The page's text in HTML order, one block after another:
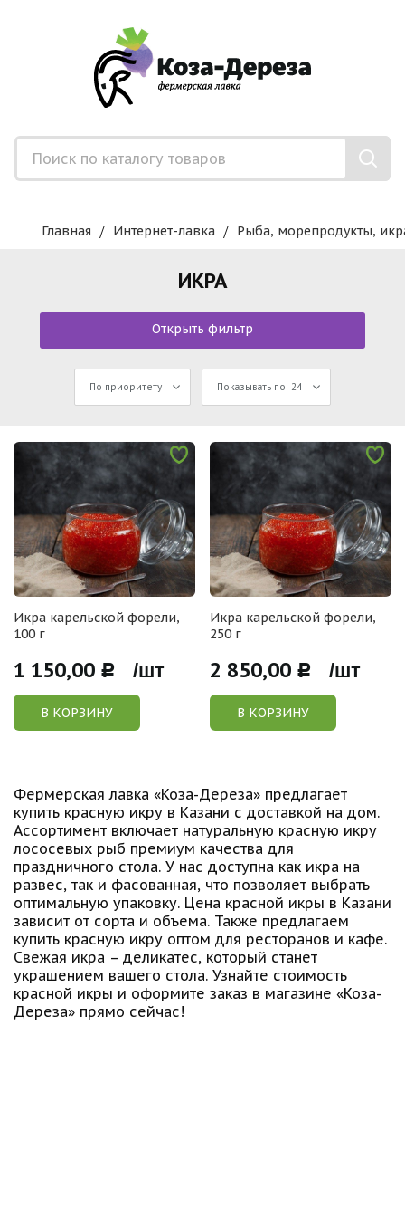
Главная Интернет-лавка Рыба, морепродукты,
ИКРА
Открыть фильтр
По приоритету Показывать по: 24
Икра карельской форели,
100 г
1 150,00 Р /шт
В КОРЗИНУ
Икра карельской форели,
250 г
2 850,00 Р /шт
В КОРЗИНУ
Фермерская лавка «Коза-Дереза» предлагает
купить красную икру в Казани с доставкой на дом.
Ассортимент включает натуральную красную икру
лососевых рыб премиум качества для
праздничного стола. У нас доступна как икра на
развес, так и фасованная, что позволяет выбрать
оптимальную упаковку. Цена красной икры в Казани
зависит от сорта и объема. Также предлагаем
купить красную икру оптом для ресторанов и кафе.
Свежая икра – деликатес, который станет
украшением вашего стола. Узнайте стоимость
красной икры и оформите заказ в магазине «Коза-
Дереза» прямо сейчас!